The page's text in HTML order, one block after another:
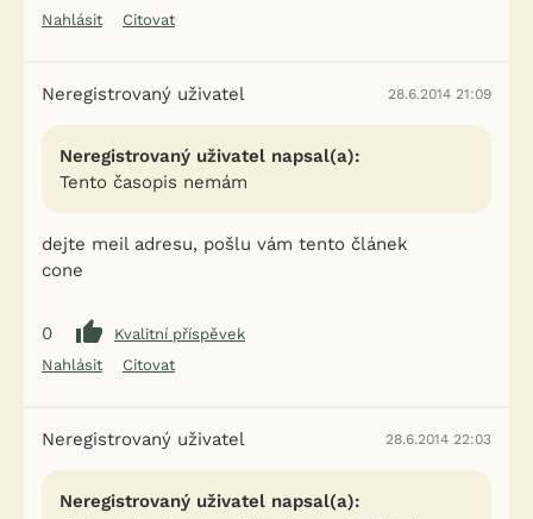
Nahlásit
Citovat
Neregistrovaný uživatel 28.6.2014 21:09
Neregistrovaný uživatel napsal(a):
Tento časopis nemám
dejte meil adresu, pošlu vám tento článek
cone
0
Kvalitní příspěvek
Nahlásit
Citovat
Neregistrovaný uživatel 28.6.2014 22:03
Neregistrovaný uživatel napsal(a):